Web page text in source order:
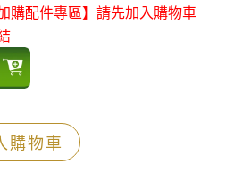
購配件專區】請先加入購物車
購物車